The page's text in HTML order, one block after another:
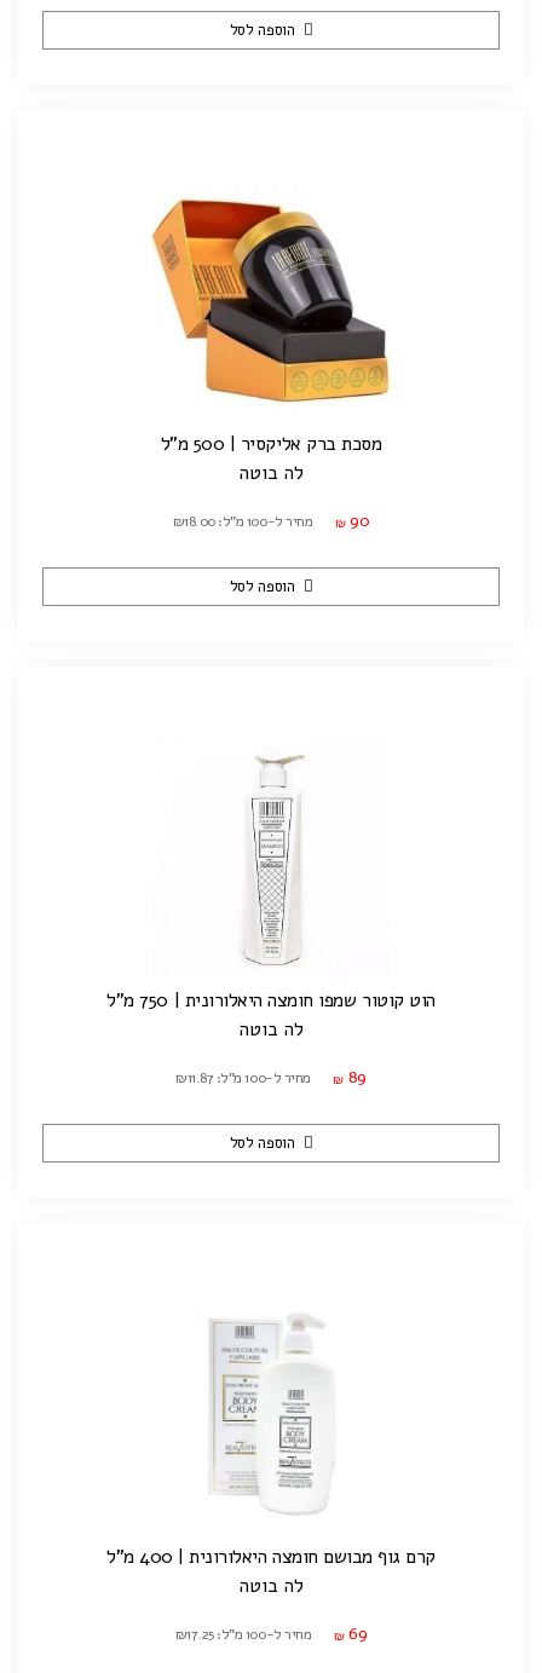
הוספה לסל
מסכת ברק אליקסיר | 500 מ"ל
לה בוטה
₪ 90 מחיר ל-100 מ"ל: ₪18.00
הוספה לסל
הוט קוטור שמפו חומצה היאלורונית | 750 מ"ל
לה בוטה
₪ 89 מחיר ל-100 מ"ל: ₪11.87
הוספה לסל
קרם גוף מבושם חומצה היאלורונית | 400 מ"ל
לה בוטה
₪ 69 מחיר ל-100 מ"ל: ₪17.25